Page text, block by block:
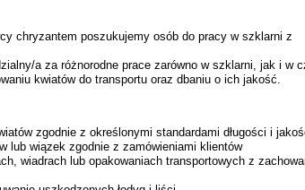
chryzantem poszukujemy osób do pracy w szklarni z
a za różnorodne prace zarówno w szklarni, jak i w
kwiatów do transportu oraz dbaniu o ich jakość.
zgodnie z określonymi standardami długości i
lub wiązek zgodnie z zamówieniami klientów
wiadrach lub opakowaniach transportowych z